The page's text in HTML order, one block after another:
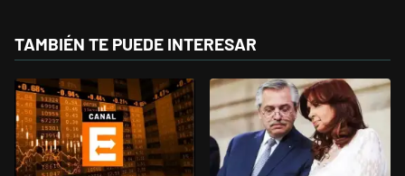
TAMBIÉN TE PUEDE INTERESAR